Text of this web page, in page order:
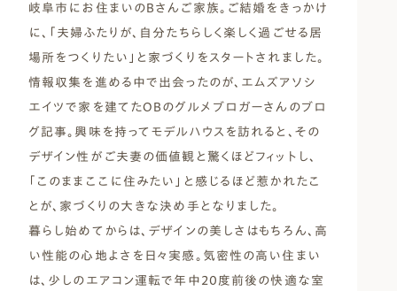
岐阜市にお住まいのBさんご家族。ご結婚をきっかけ
に、「夫婦ふたりが、自分たちらしく楽しく過ごせる居
場所をつくりたい」と家づくりをスタートされました。
情報収集を進める中で出会ったのが、エムズアソシ
エイツで家を建てたOBのグルメブロガーさんのブロ
グ記事。興味を持ってモデルハウスを訪れると、その
デザイン性がご夫妻の価値観と驚くほどフィットし、
「このままここに住みたい」と感じるほど惹かれたこ
とが、家づくりの大きな決め手となりました。
暮らし始めてからは、デザインの美しさはもちろん、高
い性能の心地よさを日々実感。気密性の高い住まい
は、少しのエアコン運転で年中20度前後の快適な室